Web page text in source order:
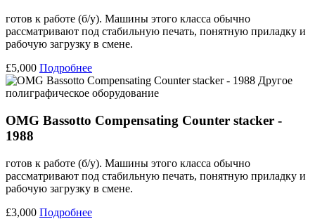
готов к работе (б/у). Машины этого класса обычно
рассматривают под стабильную печать, понятную приладку и
рабочую загрузку в смене.
£5,000 Подробнее
Другое
полиграфическое оборудование
OMG Bassotto Compensating Counter stacker -
1988
готов к работе (б/у). Машины этого класса обычно
рассматривают под стабильную печать, понятную приладку и
рабочую загрузку в смене.
£3,000 Подробнее